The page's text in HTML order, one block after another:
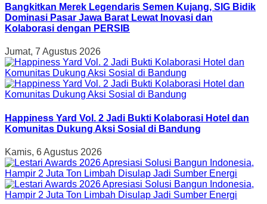
Bangkitkan Merek Legendaris Semen Kujang, SIG Bidik
Dominasi Pasar Jawa Barat Lewat Inovasi dan
Kolaborasi dengan PERSIB
Jumat, 7 Agustus 2026
Happiness Yard Vol. 2 Jadi Bukti Kolaborasi Hotel dan
Komunitas Dukung Aksi Sosial di Bandung
Kamis, 6 Agustus 2026